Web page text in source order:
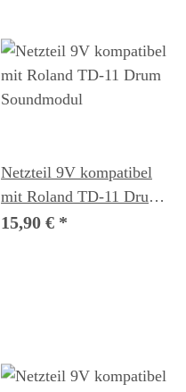
Netzteil 9V kompatibel
mit Roland TD-11 Drum
Soundmodul
15,90 € *